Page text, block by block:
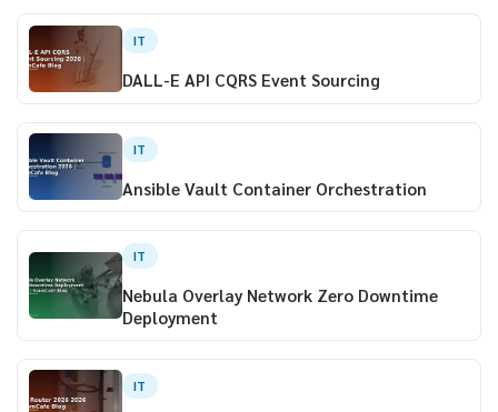
IT
DALL-E API CQRS Event Sourcing
IT
Ansible Vault Container Orchestration
IT
Nebula Overlay Network Zero Downtime
Deployment
IT